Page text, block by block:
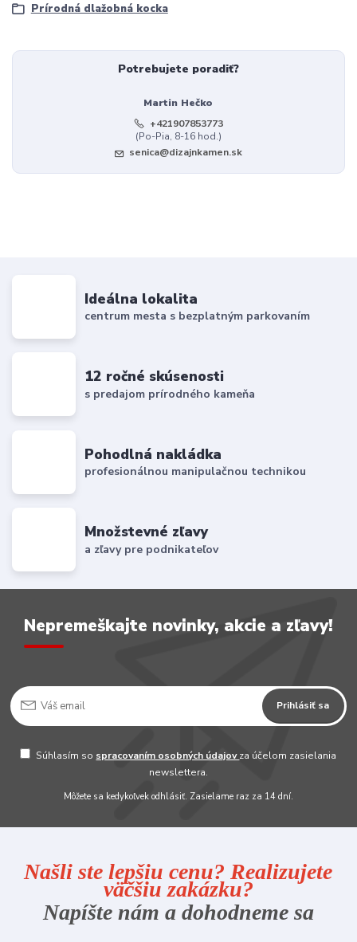
Prírodná dlažobná kocka
Potrebujete poradiť?
Martin Hečko
+421907853773
(Po-Pia, 8-16 hod.)
senica@dizajnkamen.sk
Ideálna lokalita
centrum mesta s bezplatným parkovaním
12 ročné skúsenosti
s predajom prírodného kameňa
Pohodlná nakládka
profesionálnou manipulačnou technikou
Množstevné zľavy
a zľavy pre podnikateľov
Nepremeškajte novinky, akcie a zľavy!
Prihlásiť sa
Súhlasím so spracovaním osobných údajovza účelom zasielania
newslettera.
Môžete sa kedykoľvek odhlásiť. Zasielame raz za 14 dní.
Našli ste lepšiu cenu? Realizujete
väčšiu zakázku?
Napíšte nám a dohodneme sa